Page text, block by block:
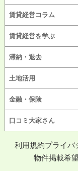
賃貸経営コラム
賃貸経営を学ぶ
滞納・退去
土地活用
金融・保険
口コミ大家さん
利用規約プライバ
物件掲載希望